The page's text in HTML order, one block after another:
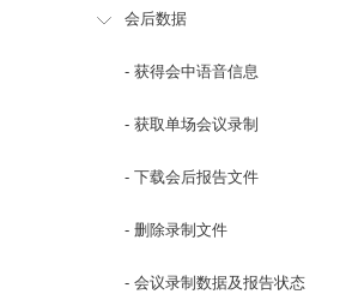
会后数据
- 获得会中语音信息
- 获取单场会议录制
- 下载会后报告文件
- 删除录制文件
- 会议录制数据及报告状态